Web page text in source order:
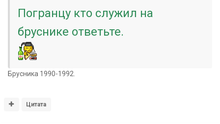
Погранцу кто служил на
бруснике ответьте.
Брусника 1990-1992.
Цитата